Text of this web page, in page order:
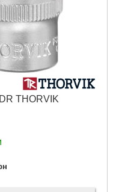
THORVIK